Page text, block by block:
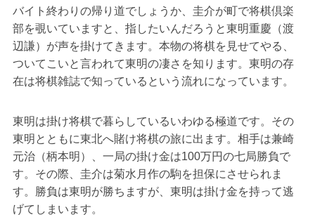
バイト終わりの帰り道でしょうか、圭介が町で将棋倶楽
部を覗いていますと、指したいんだろうと東明重慶（渡
辺謙）が声を掛けてきます。本物の将棋を見せてやる、
ついてこいと言われて東明の凄さを知ります。東明の存
在は将棋雑誌で知っているという流れになっています。
東明は掛け将棋で暮らしているいわゆる極道です。その
東明とともに東北へ賭け将棋の旅に出ます。相手は兼崎
元治（柄本明）、一局の掛け金は100万円の七局勝負で
す。その際、圭介は菊水月作の駒を担保にさせられま
す。勝負は東明が勝ちますが、東明は掛け金を持って逃
げてしまいます。